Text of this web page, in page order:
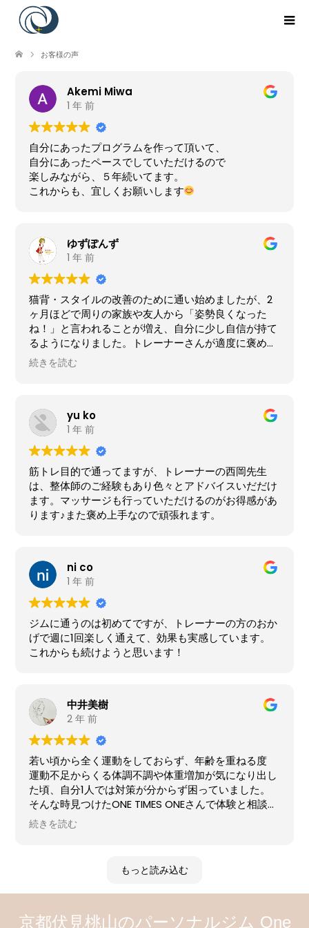
お客様の声
Akemi Miwa
1 年 前
自分にあったプログラムを作って頂いて、
自分にあったペースでしていただけるので
楽しみながら、５年続いてます。
これからも、宜しくお願いします
ゆずぽんず
1 年 前
猫背・スタイルの改善のために通い始めましたが、2
ヶ月ほどで周りの家族や友人から「姿勢良くなった
ね！」と言われることが増え、自分に少し自信が持て
るようになりました。トレーナーさんが適度に褒めて
くださるおかげで、運動が続かない自分でも1年ほど
通い続けることができています。 いつでもどこでもオ
続きを読む
yu ko
1 年 前
筋トレ目的で通ってますが、トレーナーの西岡先生
は、整体師のご経験もあり色々とアドバイスいだだけ
ます。マッサージも行っていただけるのがお得感があ
ります♪また褒め上手なので頑張れます。
ni co
1 年 前
ジムに通うのは初めてですが、トレーナーの方のおか
げで週に1回楽しく通えて、効果も実感しています。
これからも続けようと思います！
中井美樹
2 年 前
若い頃から全く運動をしておらず、年齢を重ねる度
運動不足からくる体調不調や体重増加が気になり出し
た頃、自分1人では対策が分からず困っていました。
そんな時見つけたONE TIMES ONEさんで体験と相談を
させていただきました。
分を丁寧にご指導いただき、効果はすぐに！
体調は良くなり、体重も減り、気持ちも前向きに明る
く〜〜っ！
初めてのジム体験に不安がいっぱいでしたが、期待以
続きを読む
もっと読み込む
京都伏見桃山のパーソナルジム One